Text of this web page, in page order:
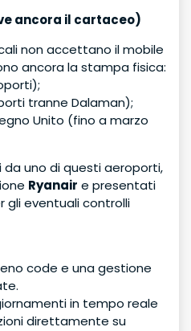
ancora il cartaceo)
non accettano il mobile
ancora la stampa fisica:
tranne Dalaman);
Unito (fino a marzo
da uno di questi aeroporti,
Ryanair e presentati
gli eventuali controlli
code e una gestione
in tempo reale
direttamente su